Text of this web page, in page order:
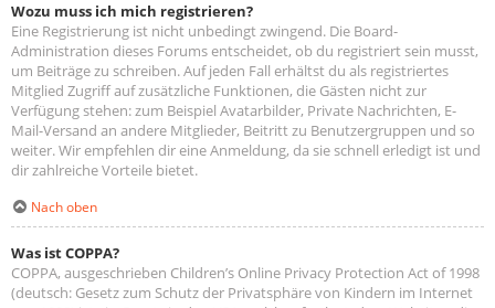
Wozu muss ich mich registrieren?
Eine Registrierung ist nicht unbedingt zwingend. Die Board-
Administration dieses Forums entscheidet, ob du registriert sein musst,
um Beiträge zu schreiben. Auf jeden Fall erhältst du als registriertes
Mitglied Zugriff auf zusätzliche Funktionen, die Gästen nicht zur
Verfügung stehen: zum Beispiel Avatarbilder, Private Nachrichten, E-
Mail-Versand an andere Mitglieder, Beitritt zu Benutzergruppen und so
weiter. Wir empfehlen dir eine Anmeldung, da sie schnell erledigt ist und
dir zahlreiche Vorteile bietet.
Nach oben
Was ist COPPA?
COPPA, ausgeschrieben Children’s Online Privacy Protection Act of 1998
(deutsch: Gesetz zum Schutz der Privatsphäre von Kindern im Internet